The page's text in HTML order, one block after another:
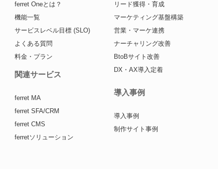
ferret Oneとは？
機能一覧
サービスレベル目標 (SLO)
よくある質問
料金・プラン
関連サービス
ferret MA
ferret SFA/CRM
ferret CMS
ferretソリューション
リード獲得・育成
マーケティング基盤構築
営業・マーケ連携
ナーチャリング改善
BtoBサイト改善
DX・AX導入定着
導入事例
導入事例
制作サイト事例